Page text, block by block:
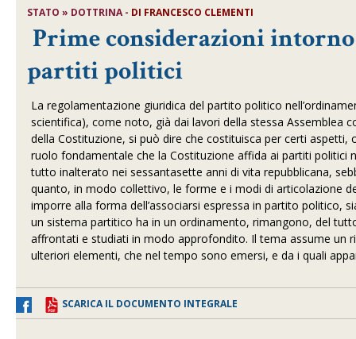
STATO » DOTTRINA - DI FRANCESCO CLEMENTI
Prime considerazioni
partiti politici
La regolamentazione giuridica del partito politico
scientifica), come noto, già dai lavori della stessa Assemblea
della Costituzione, si può dire che costituisca per certi
ruolo fondamentale che la Costituzione affida ai partiti politici
tutto inalterato nei sessantasette anni di vita repubblicana,
quanto, in modo collettivo, le forme e i modi di articolazione
imporre alla forma dell’associarsi espressa in partito politico,
un sistema partitico ha in un ordinamento, rimangono, del
affrontati e studiati in modo approfondito. Il tema assume un
ulteriori elementi, che nel tempo sono emersi, e da i quali
SCARICA IL DOCUMENTO INTEGRALE